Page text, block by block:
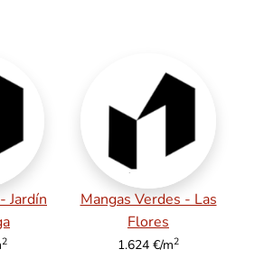
Jardín
2
Mangas Verdes - Las
Flores
1.624 €/m2